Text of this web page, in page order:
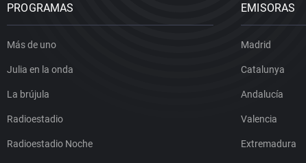
PROGRAMAS
Más de uno
Julia en la onda
La brújula
Radioestadio
Radioestadio Noche
EMISORAS
Madrid
Catalunya
Andalucía
Valencia
Extremadura